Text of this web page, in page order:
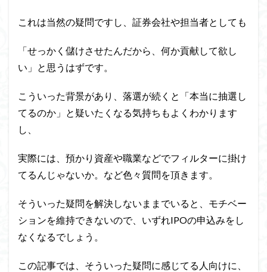
これは当然の疑問ですし、証券会社や担当者としても
「せっかく儲けさせたんだから、何か貢献して欲し
い」と思うはずです。
こういった背景があり、落選が続くと「本当に抽選し
てるのか」と疑いたくなる気持ちもよくわかります
し、
実際には、預かり資産や職業などでフィルターに掛け
てるんじゃないか。など色々質問を頂きます。
そういった疑問を解決しないままでいると、モチベー
ションを維持できないので、いずれIPOの申込みをし
なくなるでしょう。
この記事では、そういった疑問に感じてる人向けに、